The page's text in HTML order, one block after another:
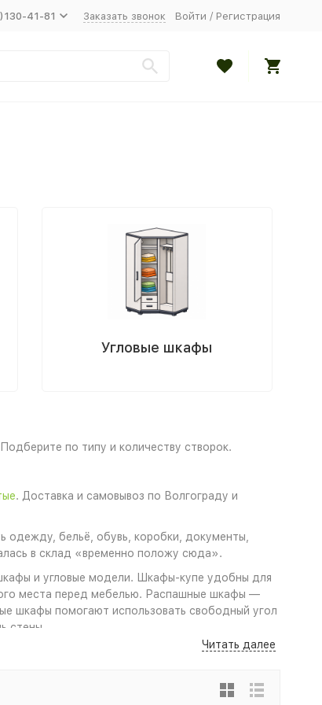
41-81 Заказать звонок Войти / Регистрация
Угловые шкафы
по типу и количеству створок.
. Доставка и самовывоз по Волгограду и
бельё, обувь, коробки, документы,
в склад «временно положу сюда».
и угловые модели. Шкафы-купе удобны для
места перед мебелью. Распашные шкафы —
шкафы помогают использовать свободный угол
стены.
В прихожей важны модели для верхней
предметов.
Читать далее